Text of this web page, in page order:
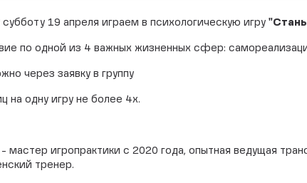
19 апреля играем в психологическую игру
по одной из 4 важных жизненных сфер:
через заявку в группу
на одну игру не более 4х.
- мастер игропрактики с 2020 года, опытная ведущая
тренер.